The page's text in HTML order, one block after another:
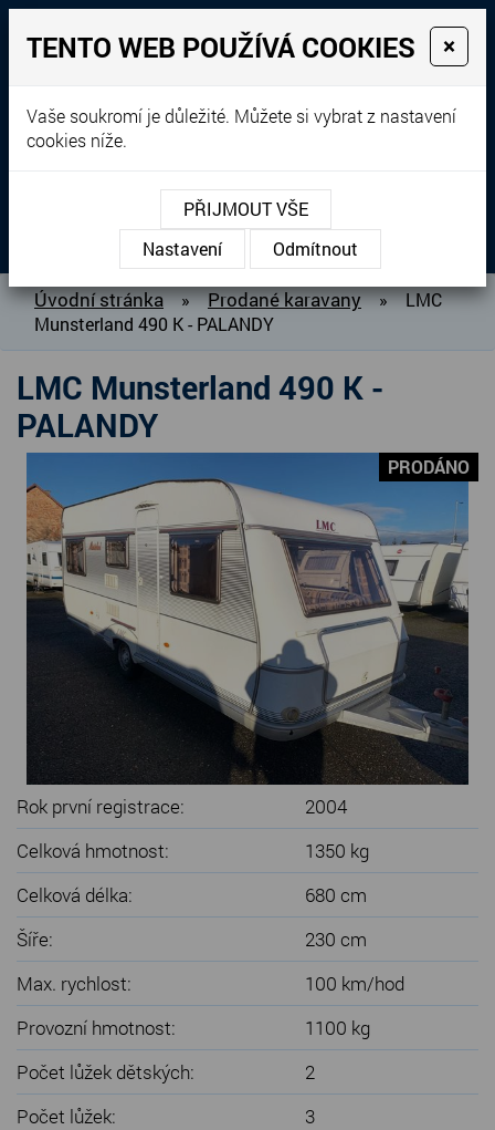
Prodej, dovoz, výkup a
pronájem karavanů
+420 604 760 364
MENU
O NÁS
BAZAR KARAVANŮ
PRODANÉ KARAVANY
PŮJČOVNA KARAVANŮ
SERVIS KARAVANŮ
KONTAKT
Úvodní stránka » Prodané karavany »
LMC
Munsterland 490 K - PALANDY
LMC Munsterland 490 K -
PALANDY
PRODÁNO
Rok první registrace:
2004
Celková hmotnost:
1350 kg
Celková délka:
680 cm
Šíře:
230 cm
Max. rychlost:
100 km/hod
Provozní hmotnost:
1100 kg
Počet lůžek dětských:
2
Počet lůžek:
3
TENTO WEB POUŽÍVÁ COOKIES ×
Vaše soukromí je důležité. Můžete si vybrat z nastavení
cookies níže.
PŘIJMOUT VŠE
Nastavení
Odmítnout